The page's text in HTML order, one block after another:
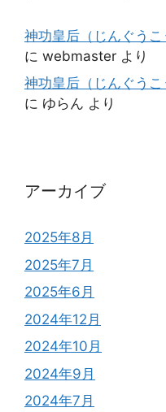
神功皇后（じんぐうこ
に webmaster より
神功皇后（じんぐうこ
に ゆらん より
アーカイブ
2025年8月
2025年7月
2025年6月
2024年12月
2024年10月
2024年9月
2024年7月